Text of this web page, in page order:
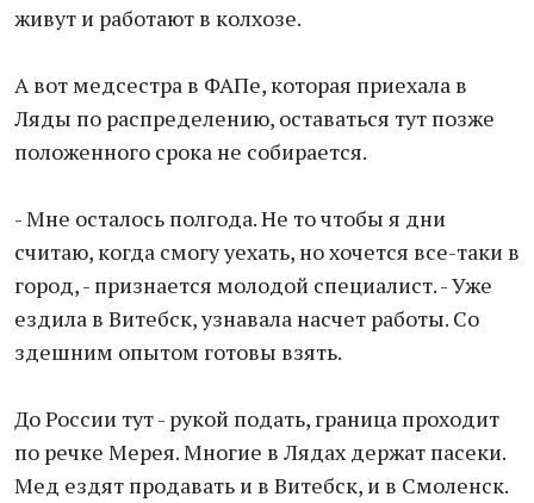
живут и работают в колхозе.
А вот медсестра в ФАПе, которая приехала в
Ляды по распределению, оставаться тут позже
положенного срока не собирается.
- Мне осталось полгода. Не то чтобы я дни
считаю, когда смогу уехать, но хочется все-таки в
город, - признается молодой специалист. - Уже
ездила в Витебск, узнавала насчет работы. Со
здешним опытом готовы взять.
До России тут - рукой подать, граница проходит
по речке Мерея. Многие в Лядах держат пасеки.
Мед ездят продавать и в Витебск, и в Смоленск.